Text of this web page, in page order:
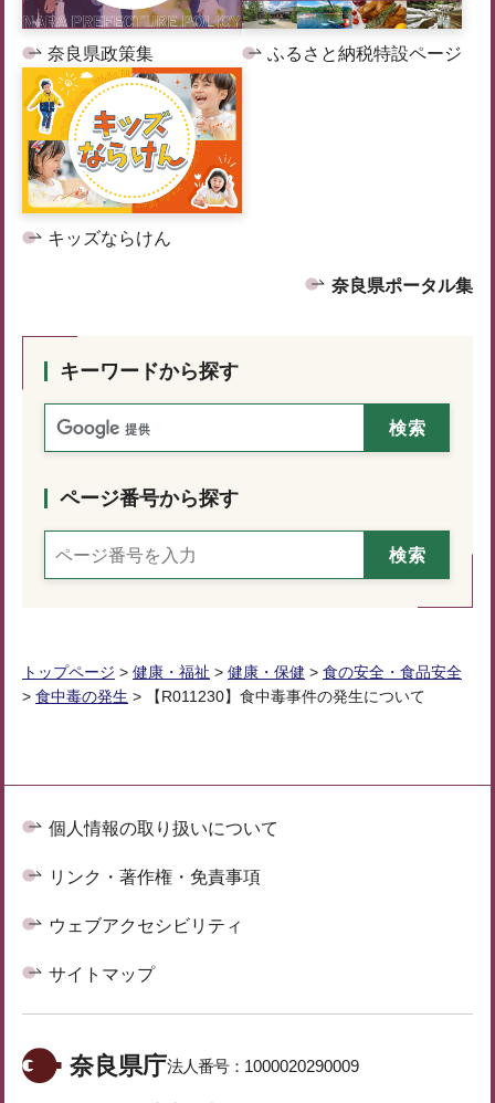
奈良県政策集 ふるさと納税特設ページ
キッズならけん
奈良県ポータル集
キーワードから探す
ページ番号から探す
トップページ > 健康・福祉 > 健康・保健 > 食の安全・食品安全
> 食中毒の発生 > 【R011230】食中毒事件の発生について
個人情報の取り扱いについて
リンク・著作権・免責事項
ウェブアクセシビリティ
サイトマップ
奈良県庁法人番号： 1000020290009